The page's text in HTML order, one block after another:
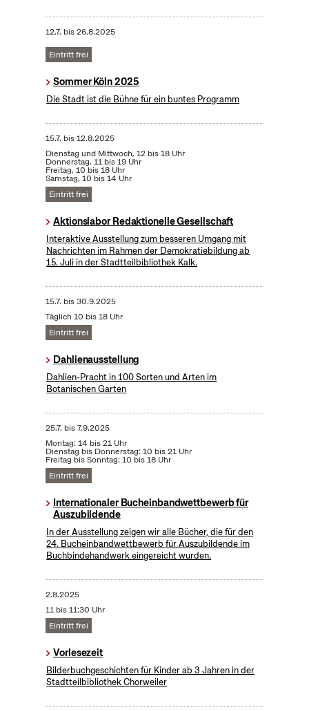
12.7. bis26.8.2025
Eintritt frei
Sommer Köln 2025
Die Stadt ist die Bühne für ein buntes Programm
15.7. bis12.8.2025
Dienstag und Mittwoch, 12 bis 18 Uhr
Donnerstag, 11 bis 19 Uhr
Freitag, 10 bis 18 Uhr
Samstag, 10 bis 14 Uhr
Eintritt frei
Aktionslabor Redaktionelle Gesellschaft
Interaktive Ausstellung zum besseren Umgang mit
Nachrichten im Rahmen der Demokratiebildung ab
15. Juli in der Stadtteilbibliothek Kalk.
15.7. bis30.9.2025
Täglich 10 bis 18 Uhr
Eintritt frei
Dahlienausstellung
Dahlien-Pracht in 100 Sorten und Arten im
Botanischen Garten
25.7. bis7.9.2025
Montag: 14 bis 21 Uhr
Dienstag bis Donnerstag: 10 bis 21 Uhr
Freitag bis Sonntag: 10 bis 18 Uhr
Eintritt frei
Internationaler Bucheinbandwettbewerb für
Auszubildende
In der Ausstellung zeigen wir alle Bücher, die für den
24. Bucheinbandwettbewerb für Auszubildende im
Buchbindehandwerk eingereicht wurden.
2.8.2025
11 bis 11:30 Uhr
Eintritt frei
Vorlesezeit
Bilderbuchgeschichten für Kinder ab 3 Jahren in der
Stadtteilbibliothek Chorweiler